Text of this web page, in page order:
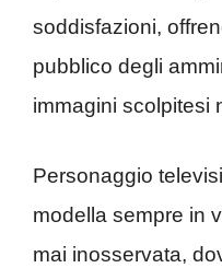
soddisfazioni,
pubblico degli
immagini scolpitesi
Personaggio
modella sempre in
mai inosservata,